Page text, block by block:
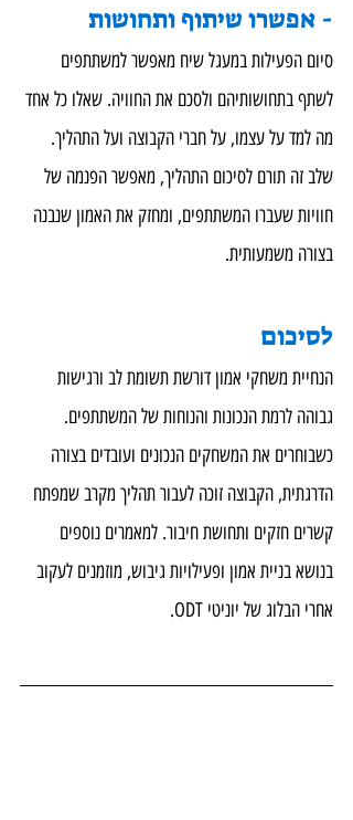
- אפשרו שיתוף ותחושות
סיום הפעילות במעגל שיח מאפשר למשתתפים
לשתף בתחושותיהם ולסכם את החוויה. שאלו כל אחד
מה למד על עצמו, על חברי הקבוצה ועל התהליך.
שלב זה תורם לסיכום התהליך, מאפשר הפנמה של
חוויות שעברו המשתתפים, ומחזק את האמון שנבנה
בצורה משמעותית.
לסיכום
הנחיית משחקי אמון דורשת תשומת לב ורגישות
גבוהה לרמת הנכונות והנוחות של המשתתפים.
כשבוחרים את המשחקים הנכונים ועובדים בצורה
הדרגתית, הקבוצה זוכה לעבור תהליך מקרב שמפתח
קשרים חזקים ותחושת חיבור. למאמרים נוספים
בנושא בניית אמון ופעילויות גיבוש, מוזמנים לעקוב
אחרי הבלוג של יוניטי ODT.